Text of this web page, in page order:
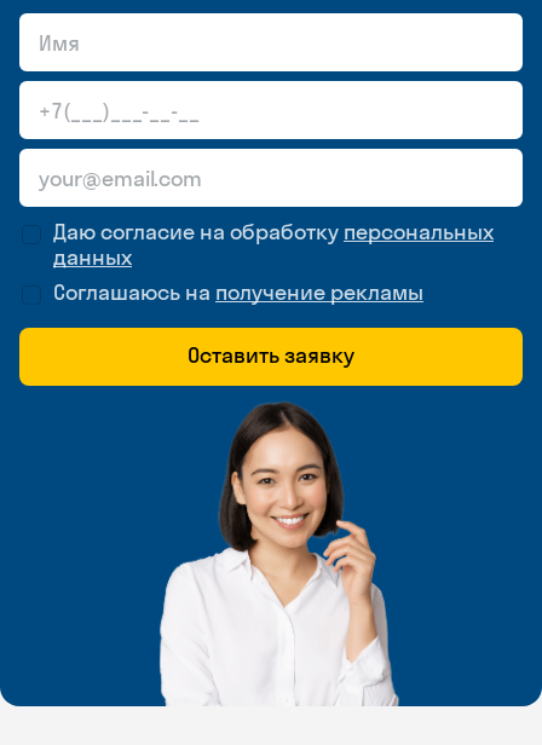
Даю согласие на обработку персональных
данных
Соглашаюсь на получение рекламы
Оставить заявку